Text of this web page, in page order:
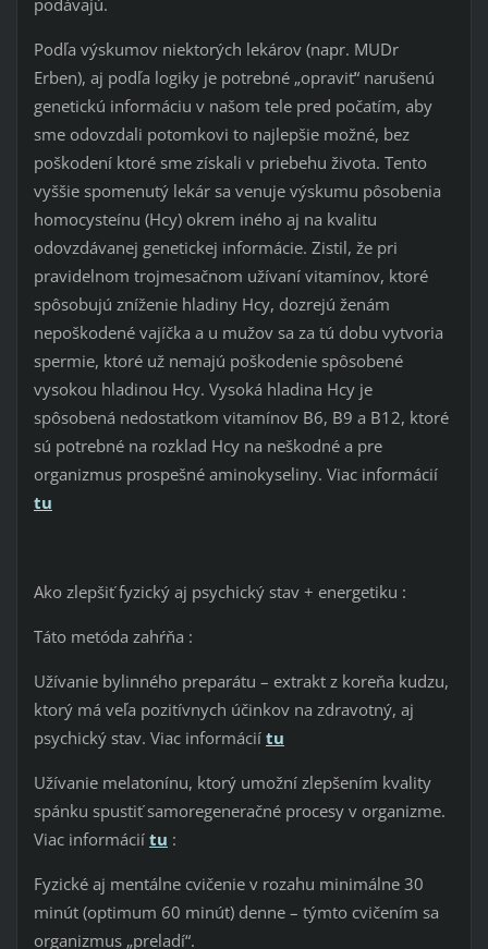
podávajú.
Podľa výskumov niektorých lekárov (napr. MUDr
Erben), aj podľa logiky je potrebné „opraviť“ narušenú
genetickú informáciu v našom tele pred počatím, aby
sme odovzdali potomkovi to najlepšie možné, bez
poškodení ktoré sme získali v priebehu života. Tento
vyššie spomenutý lekár sa venuje výskumu pôsobenia
homocysteínu (Hcy) okrem iného aj na kvalitu
odovzdávanej genetickej informácie. Zistil, že pri
pravidelnom trojmesačnom užívaní vitamínov, ktoré
spôsobujú zníženie hladiny Hcy, dozrejú ženám
nepoškodené vajíčka a u mužov sa za tú dobu vytvoria
spermie, ktoré už nemajú poškodenie spôsobené
vysokou hladinou Hcy. Vysoká hladina Hcy je
spôsobená nedostatkom vitamínov B6, B9 a B12, ktoré
sú potrebné na rozklad Hcy na neškodné a pre
organizmus prospešné aminokyseliny. Viac informácií
tu
Ako zlepšiť fyzický aj psychický stav + energetiku :
Táto metóda zahŕňa :
Užívanie bylinného preparátu – extrakt z koreňa kudzu,
ktorý má veľa pozitívnych účinkov na zdravotný, aj
psychický stav. Viac informácií tu
Užívanie melatonínu, ktorý umožní zlepšením kvality
spánku spustiť samoregeneračné procesy v organizme.
Viac informácií tu :
Fyzické aj mentálne cvičenie v rozahu minimálne 30
minút (optimum 60 minút) denne – týmto cvičením sa
organizmus „preladí“.